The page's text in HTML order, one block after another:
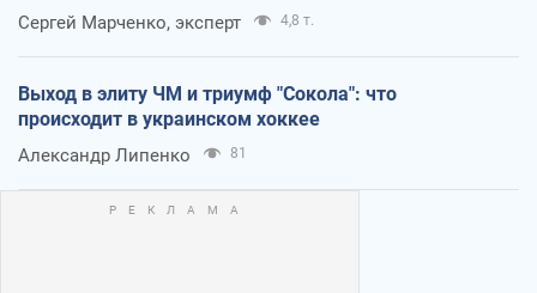
Сергей Марченко, эксперт 4,8 т.
Выход в элиту ЧМ и триумф "Сокола": что
происходит в украинском хоккее
Александр Липенко 81